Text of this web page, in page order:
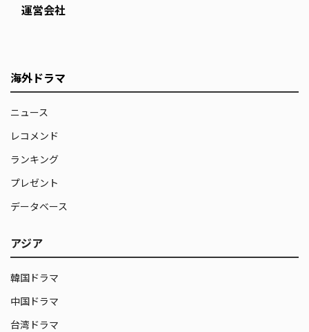
運営会社
海外ドラマ
ニュース
レコメンド
ランキング
プレゼント
データベース
アジア
韓国ドラマ
中国ドラマ
台湾ドラマ